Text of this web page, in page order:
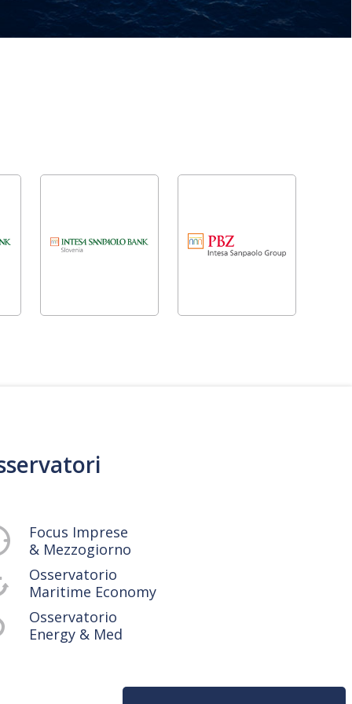
Focus Imprese
& Mezzogiorno
Osservatorio
Maritime Economy
Osservatorio
Energy & Med